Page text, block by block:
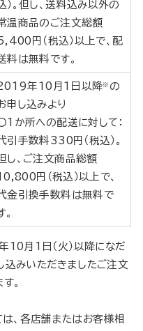
）。但し、送料込み以外の
温商品のご注文総額
円（税込）以上で、配
料は無料です。
年10月1日以降※ の
申し込みより
1か所への配送に対して：
引手数料330円（税込）。
し、ご注文商品総額
円（税込）以上で、
金引換手数料は無料で
。
月1日（火）以降になだ
込みいただきましたご注文
。
、各店舗またはお客様相